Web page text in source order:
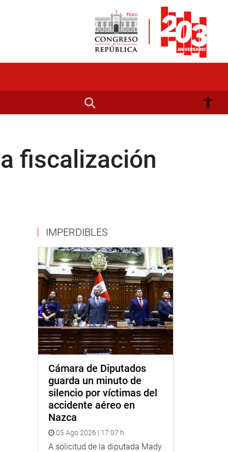
fiscalización
IMPERDIBLES
Cámara de Diputados
guarda un minuto de
silencio por víctimas del
accidente aéreo en
Nazca
05 Ago 2026 | 17:07 h
A solicitud de la diputada Mady